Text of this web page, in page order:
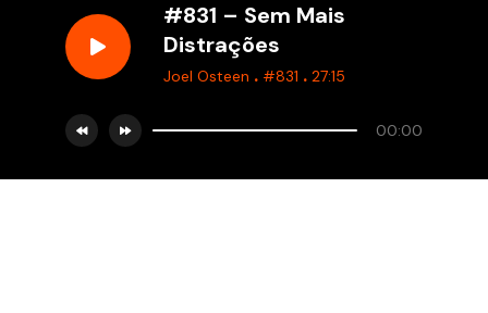
#831 – Sem Mais
Distrações
Joel Osteen . #831 . 27:15
00:00